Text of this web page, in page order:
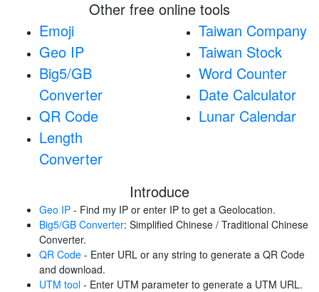
Other free online tools
Emoji
Geo IP
Big5/GB
Converter
QR Code
Length
Converter
Taiwan Company
Taiwan Stock
Word Counter
Date Calculator
Lunar Calendar
Introduce
Geo IP - Find my IP or enter IP to get a Geolocation.
Big5/GB Converter: Simplified Chinese / Traditional Chinese
Converter.
QR Code - Enter URL or any string to generate a QR Code
and download.
UTM tool - Enter UTM parameter to generate a UTM URL.